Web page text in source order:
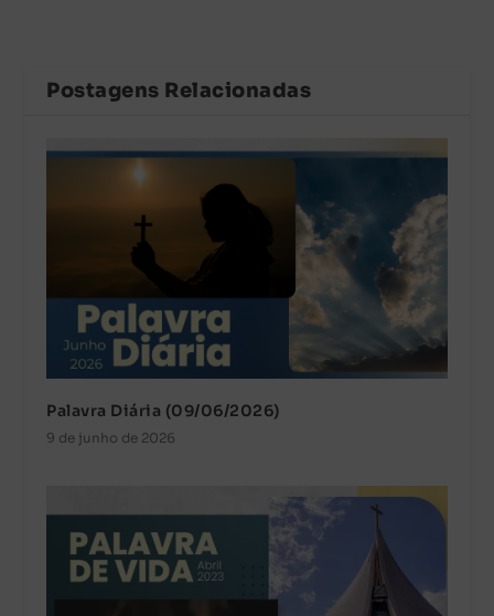
Postagens Relacionadas
Palavra Diária (09/06/2026)
9 de junho de 2026